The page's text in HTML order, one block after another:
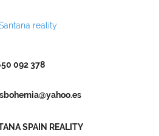
092 378
SPAIN REALITY